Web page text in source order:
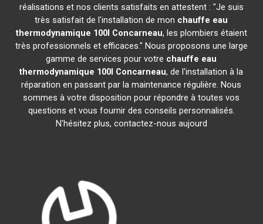
réalisations et nos clients satisfaits en attestent : "Je suis
très satisfait de l'installation de mon chauffe eau
thermodynamique 100l Concarneau, les plombiers étaient
très professionnels et efficaces." Nous proposons une large
gamme de services pour votre chauffe eau
thermodynamique 100l Concarneau, de l'installation à la
réparation en passant par la maintenance régulière. Nous
sommes à votre disposition pour répondre à toutes vos
questions et vous fournir des conseils personnalisés.
N'hésitez plus, contactez-nous aujourd